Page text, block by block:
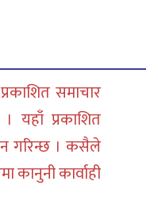
समाचार
यहाँ प्रकाशित
गरिन्छ । कसैले
कानुनी कार्वाही